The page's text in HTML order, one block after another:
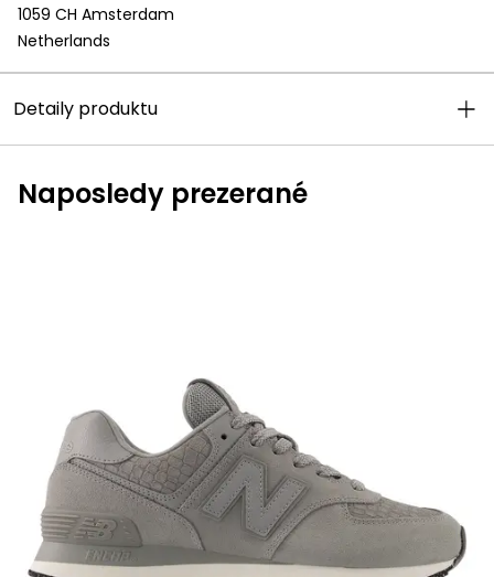
1059 CH Amsterdam
Netherlands
Detaily produktu
Naposledy prezerané